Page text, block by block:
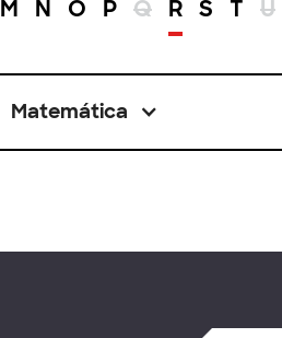
M N O P Q R S T U
Matemática